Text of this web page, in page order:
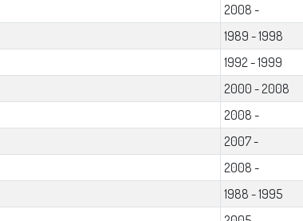
2008 -
1989 - 1998
1992 - 1999
2000 - 2008
2008 -
2007 -
2008 -
1988 - 1995